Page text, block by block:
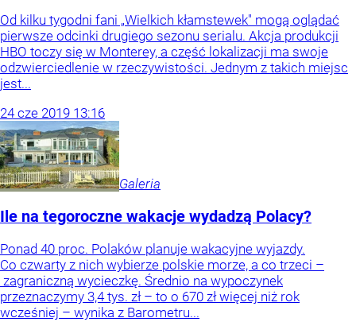
Od kilku tygodni fani „Wielkich kłamstewek" mogą oglądać
pierwsze odcinki drugiego sezonu serialu. Akcja produkcji
HBO toczy się w Monterey, a część lokalizacji ma swoje
odzwierciedlenie w rzeczywistości. Jednym z takich miejsc
jest...
24 cze 2019 13:16
Galeria
Ile na tegoroczne wakacje wydadzą Polacy?
Ponad 40 proc. Polaków planuje wakacyjne wyjazdy.
Co czwarty z nich wybierze polskie morze, a co trzeci –
zagraniczną wycieczkę. Średnio na wypoczynek
przeznaczymy 3,4 tys. zł – to o 670 zł więcej niż rok
wcześniej – wynika z Barometru...